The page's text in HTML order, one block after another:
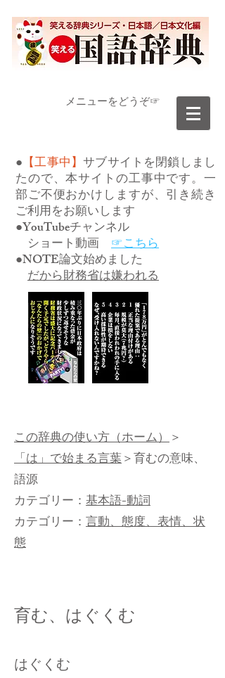
​メニューをどうぞ☞
● 【工事中】サブサイトを閉鎖しまし
たので、本サイトの工事中です。一
部ご不便おかけしますが、引き続き
ご利用をお願いします
●YouTubeチャンネル
ショート動画 ☞こちら
●NOTE論文始めました
だから財務省は嫌われる
この辞典の使い方（ホーム）＞
「は」で始まる言葉＞育むの意味、
語源
カテゴリー： 基本語-動詞
カテゴリー： 言動、態度、表情、状
態
育む、はぐくむ
はぐくむ